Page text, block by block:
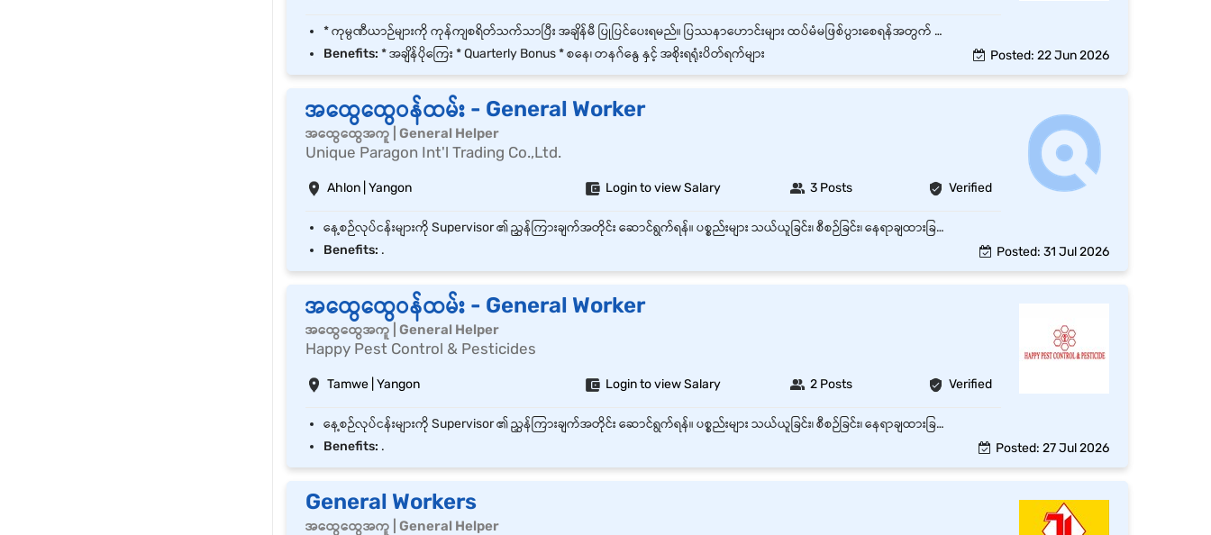
* ကုမ္ပဏီယာဉ်များကို ကုန်ကျစရိတ်သက်သာပြီး အချိန်မီ ပြုပြင်ပေးရမည်။ ပြဿနာဟောင်းများ ထပ်မံမဖြစ်ပွားစေရန်အတွက် ယာဉ်ချို့ယွင်းရသည့် အဓိကအကြောင်းအရင်းကို ရှာဖွေဖော်ထုတ်ရမည်။ * ပြုပြင်ထိန်းသိမ်းမှုလုပ်ငန်းများကို သတ်မှတ်ချိန်အတွင်း အချိန်မီ ဝန်ဆောင်မှုပေးရန် တာဝန်ရှိသည်။ * ယာဉ်များကို စနစ်တကျ စစ်ဆေးရမည့် Checklists (စစ်ဆေးရန်စာရင်း) များအတိုင်း လိုက်နာပြုပြင်ရမည်။ * ဌာန၏ ပြုပြင်ထိန်းသိမ်းရေးကိရိယာများကို SOP (စံလုပ်ထုံးလုပ်နည်း) လမ်းညွှန်ချက်များနှင့်အညီ စနစ်တကျ အသုံးပြုရမည်။ * ကုမ္ပဏီယာဉ်များ၏ ပြုပြင်ထိန်းသိမ်းမှုကုန်ကျစရိတ်ကို လျှော့ချနိုင်ရန်အတွက် ယာဉ်ပြဿနာများကို ကုမ္ပဏီအတွင်း၌တင် အတတ်နိုင်ဆုံး ကြိုးစားဖြေရှင်းပေးရမည်။ * အရည်အသွေးပြည့်ဝသော ပြုပြင်မှုဖြစ်စေရန် အသုံးပြုသည့် အပိုပစ္စည်းများ၏ အရည်အသွေးကို သေချာစွာ စစ်ဆေးရမည်။ * ကုမ္ပဏီ၏ စည်းမျဉ်းစည်းကမ်းများကို နားလည်သဘောပေါက်ပြီး လိုက်နာရမည်။ * အထက်လူကြီး (Supervisor) မှ ပေးအပ်သော အခြားတာဝန်များကို ထမ်းဆောင်ရမည်။
Benefits: * အချိန်ပိုကြေး * Quarterly Bonus * စနေ၊ တနဂ်နွေ နှင့် အစိုးရရုံးပိတ်ရက်များ Posted: 22 Jun 2026
အထွေထွေဝန်ထမ်း - General Worker
အထွေထွေအကူ | General Helper
Unique Paragon Int'l Trading Co.,Ltd.
Ahlon | Yangon Login to view Salary 3 Posts Verified
နေ့စဉ်လုပ်ငန်းများကို Supervisor ၏ ညွှန်ကြားချက်အတိုင်း ဆောင်ရွက်ရန်။ ပစ္စည်းများ သယ်ယူခြင်း၊ စီစဉ်ခြင်း၊ နေရာချထားခြင်းများ ပြုလုပ်ရန်။ လုပ်ငန်းခွင် သန့်ရှင်းသပ်ရပ်စေရန် ထိန်းသိမ်းဆောင်ရွက်ရန်။ လိုအပ်သော အထွေထွေလုပ်ငန်းများကို အချိန်မီ ကူညီဆောင်ရွက်ရန်။ ကုမ္ပဏီ၏ စည်းမျဉ်းစည်းကမ်းများကို လိုက်နာရန်။ လုပ်ငန်းခွင်အတွင်း လုံခြုံရေးစည်းကမ်းများကို လိုက်နာဆောင်ရွက်ရန်။ အခြားဌာနများနှင့် ပူးပေါင်းဆောင်ရွက်ရန်။ တာဝန်ပေးအပ်သည့် အခြားလုပ်ငန်းများကို ဆောင်ရွက်ရန်။
Benefits: . Posted: 31 Jul 2026
အထွေထွေဝန်ထမ်း - General Worker
အထွေထွေအကူ | General Helper
Happy Pest Control & Pesticides
Tamwe | Yangon Login to view Salary 2 Posts Verified
နေ့စဉ်လုပ်ငန်းများကို Supervisor ၏ ညွှန်ကြားချက်အတိုင်း ဆောင်ရွက်ရန်။ ပစ္စည်းများ သယ်ယူခြင်း၊ စီစဉ်ခြင်း၊ နေရာချထားခြင်းများ ပြုလုပ်ရန်။ လုပ်ငန်းခွင် သန့်ရှင်းသပ်ရပ်စေရန် ထိန်းသိမ်းဆောင်ရွက်ရန်။ လိုအပ်သော အထွေထွေလုပ်ငန်းများကို အချိန်မီ ကူညီဆောင်ရွက်ရန်။ ကုမ္ပဏီ၏ စည်းမျဉ်းစည်းကမ်းများကို လိုက်နာရန်။ လုပ်ငန်းခွင်အတွင်း လုံခြုံရေးစည်းကမ်းများကို လိုက်နာဆောင်ရွက်ရန်။ အခြားဌာနများနှင့် ပူးပေါင်းဆောင်ရွက်ရန်။ တာဝန်ပေးအပ်သည့် အခြားလုပ်ငန်းများကို ဆောင်ရွက်ရန်။
Benefits: . Posted: 27 Jul 2026
General Workers
အထွေထွေအကူ | General Helper